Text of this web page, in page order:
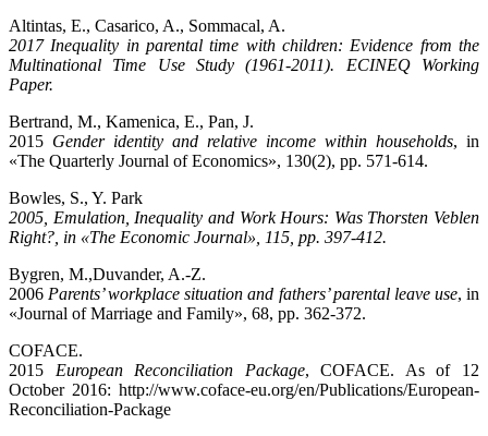
Altintas, E., Casarico, A., Sommacal, A.
2017 Inequality in parental time with children: Evidence from the
Multinational Time Use Study (1961-2011). ECINEQ Working
Paper.
Bertrand, M., Kamenica, E., Pan, J.
2015 Gender identity and relative income within households, in
«The Quarterly Journal of Economics», 130(2), pp. 571-614.
Bowles, S., Y. Park
2005, Emulation, Inequality and Work Hours: Was Thorsten Veblen
Right?, in «The Economic Journal», 115, pp. 397-412.
Bygren, M.,Duvander, A.-Z.
2006 Parents’ workplace situation and fathers’ parental leave use, in
«Journal of Marriage and Family», 68, pp. 362-372.
COFACE.
2015 European Reconciliation Package, COFACE. As of 12
October 2016: http://www.coface-eu.org/en/Publications/European-
Reconciliation-Package